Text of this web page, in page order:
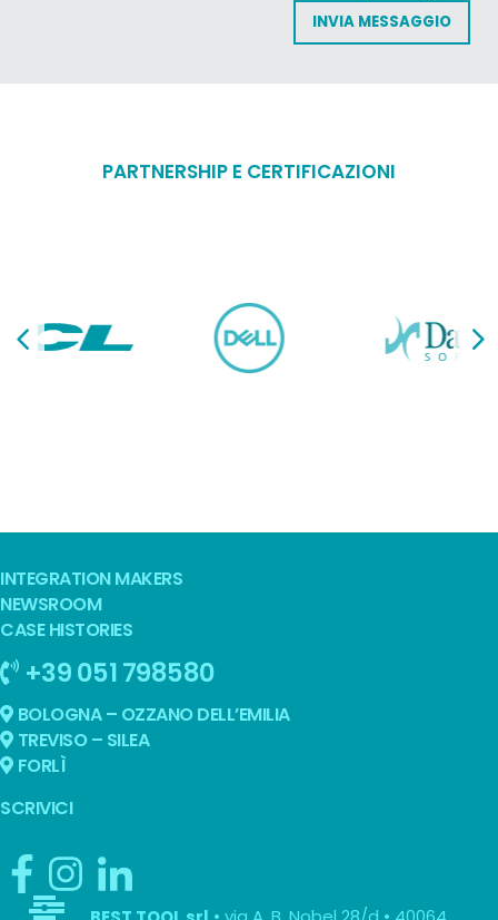
PARTNERSHIP E CERTIFICAZIONI
INTEGRATION MAKERS
NEWSROOM
CASE HISTORIES
+39 051 798580
BOLOGNA – OZZANO DELL’EMILIA
TREVISO – SILEA
FORLÌ
SCRIVICI